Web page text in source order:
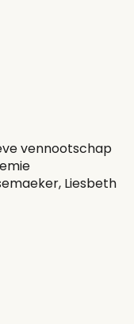
vennootschap
Liesbeth